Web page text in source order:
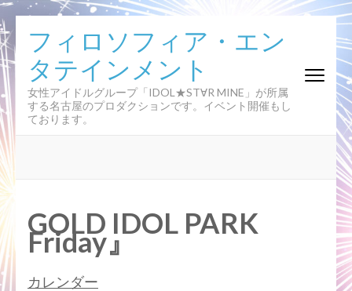
ン
テ
ツ
へ
(Enter
を
押
フィロソフィア・エン
タテインメント
女性アイドルグループ「IDOL★ST∀R MINE」が所属
する名古屋のプロダクションです。イベント開催もし
ております。
GOLD IDOL PARK
Friday』
カレンダー